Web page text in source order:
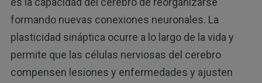
formando nuevas conexiones neuronales. La
plasticidad sináptica ocurre a lo largo de la vida y
permite que las células nerviosas del cerebro
compensen lesiones y enfermedades y ajusten